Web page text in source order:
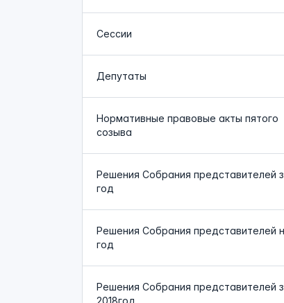
Сессии
Депутаты
Нормативные правовые акты пятого
созыва
Решения Собрания представителей
год
Решения Собрания представителей
год
Решения Собрания представителей
2018год